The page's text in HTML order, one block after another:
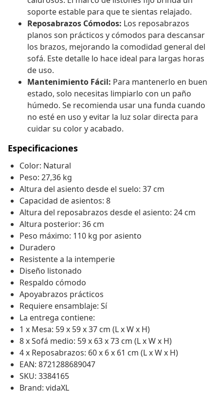
soporte estable para que te sientas relajado.
Reposabrazos Cómodos: Los reposabrazos
planos son prácticos y cómodos para descansar
los brazos, mejorando la comodidad general del
sofá. Este detalle lo hace ideal para largas horas
de uso.
Mantenimiento Fácil: Para mantenerlo en buen
estado, solo necesitas limpiarlo con un paño
húmedo. Se recomienda usar una funda cuando
no esté en uso y evitar la luz solar directa para
cuidar su color y acabado.
Especificaciones
Color: Natural
Peso: 27,36 kg
Altura del asiento desde el suelo: 37 cm
Capacidad de asientos: 8
Altura del reposabrazos desde el asiento: 24 cm
Altura posterior: 36 cm
Peso máximo: 110 kg por asiento
Duradero
Resistente a la intemperie
Diseño listonado
Respaldo cómodo
Apoyabrazos prácticos
Requiere ensamblaje: Sí
La entrega contiene:
1 x Mesa: 59 x 59 x 37 cm (L x W x H)
8 x Sofá medio: 59 x 63 x 73 cm (L x W x H)
4 x Reposabrazos: 60 x 6 x 61 cm (L x W x H)
EAN: 8721288689047
SKU: 3384165
Brand: vidaXL